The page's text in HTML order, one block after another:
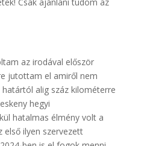
az irodával először
jutottam el amiről nem
alig száz kilométerre
hegyi
hatalmas élmény volt a
ilyen szervezett